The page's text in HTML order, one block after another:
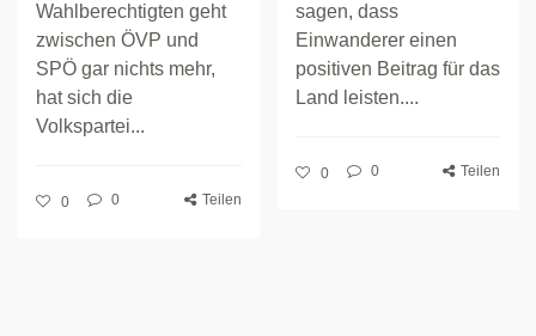
Wahlberechtigten geht
zwischen ÖVP und
SPÖ gar nichts mehr,
hat sich die
Volkspartei...
0 0 Teilen
sagen, dass
Einwanderer einen
positiven Beitrag für das
Land leisten....
0 0 Teilen